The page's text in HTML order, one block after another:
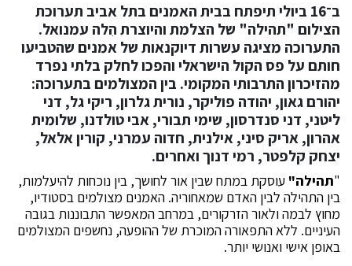
ב־16 ביולי תיפתח בבית האמנים בתל אביב תערוכת
הצילום "תהילה" של הצלמת והיוצרתהִלה עמנואל.
התערוכה מציגה עשרות דיוקנאות של אמנים שהטביעו
חותם על פס הקול הישראלי והפכו לחלק בלתי נפרד
מהזיכרון התרבותי המקומי. בין המצולמים בתערוכה:
יהורם גאון, יהודה פוליקר, נורית גלרון, ריקי גל, דני
ליטני, דני סנדרסון, שימי תבורי, אבי טולדנו, שלומית
אהרון, אריק סיני, אילנית, חדוה עמרני, קורין אלאל,
יצחק קלפטר, רמי דנוך ואחרים.
"תהילה" עוסקת במתח שבין אור לחושך, בין נוכחות להיעלמות,
בין התהילה לבין האדם שמאחוריה. האמנים מצולמים בסטודיו,
מחוץ לבמה ולאור הזרקורים, במרחב המאפשר התבוננות בגובה
העיניים. ללא התפאורה המוכרת של ההופעה, נחשפים המצולמים
באופן אישי ואנושי יותר.